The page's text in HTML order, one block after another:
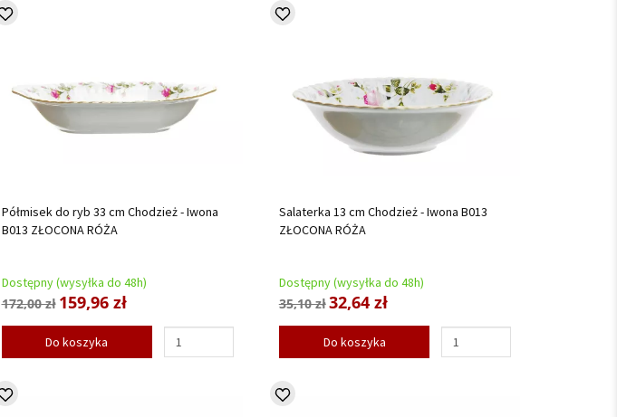
Półmisek do ryb 33 cm Chodzież - Iwona
B013 ZŁOCONA RÓŻA
Dostępny (wysyłka do 48h)
172,00 zł 159,96 zł
Do koszyka
Salaterka 13 cm Chodzież - Iwona B013
ZŁOCONA RÓŻA
Dostępny (wysyłka do 48h)
35,10 zł32,64 zł
Do koszyka